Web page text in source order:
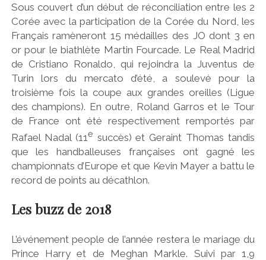
Sous couvert d’un début de réconciliation entre les 2
Corée avec la participation de la Corée du Nord, les
Français ramèneront 15 médailles des JO dont 3 en
or pour le biathlète Martin Fourcade. Le Real Madrid
de Cristiano Ronaldo, qui rejoindra la Juventus de
Turin lors du mercato d’été, a soulevé pour la
troisième fois la coupe aux grandes oreilles (Ligue
des champions). En outre, Roland Garros et le Tour
de France ont été respectivement remportés par
Rafael Nadal (11e succès) et Geraint Thomas tandis
que les handballeuses françaises ont gagné les
championnats d’Europe et que Kevin Mayer a battu le
record de points au décathlon.
Les buzz de 2018
L’événement people de l’année restera le mariage du
Prince Harry et de Meghan Markle. Suivi par 1,9